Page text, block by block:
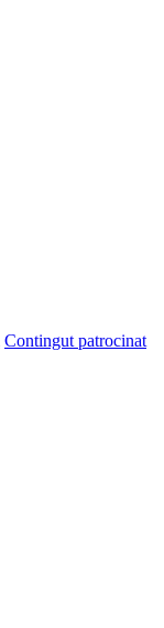
Contingut patrocinat